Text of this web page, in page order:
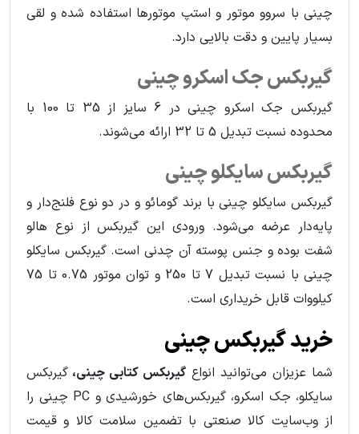
چینی با سروو موتور و استپ موتورها استفاده شده و لقی
بسیار پایین و دقت بالایی دارد.
گیربکس جک اسکرو چینی
گیربکس‌ جک اسکرو چینی در 6 سایز از 35 تا 100 با
محدوده نسبت تبدیل 5 تا 32 ارائه می‌شوند.
گیربکس سایکلو چینی
گیربکس سایکلو چینی با برند گومائو و در دو نوع فلنج‌دار و
پایه‌دار عرضه می‌شود. ورودی این گیربکس از نوع هالو
شفت بوده و جنس پوسته آن چدنی است. گیربکس سایکلو
چینی با نسبت تبدیل 7 تا 250 و توان موتور 0.75 تا 75
کیلووات قابل خریداری است.
خرید گیربکس چینی
شما عزیزان می‌توانید انواع گیربکس کتابی چینی، گیربکس
سایکلو، جک اسکرو، گیربکس‌های خورشیدی و PC چینی را
از وب‌سایت کالا صنعتی با تضمین سلامت کالا و قیمت